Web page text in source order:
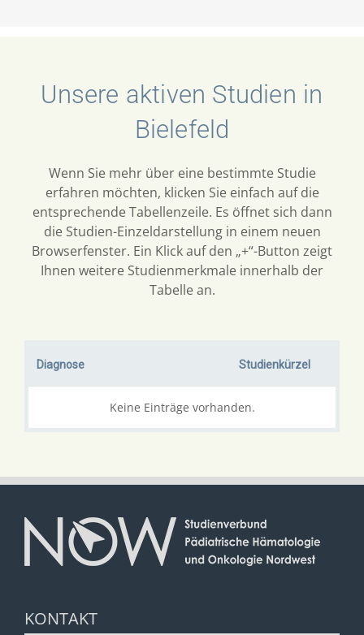
Unsere aktiven Studien in
Bielefeld
Wenn Sie mehr über eine bestimmte Studie
erfahren möchten, klicken Sie einfach auf die
entsprechende Tabellenzeile. Es öffnet sich dann
die Studien-Einzeldarstellung in einem neuen
Browserfenster. Ein Klick auf den „+“-Button zeigt
Ihnen weitere Studienmerkmale innerhalb der
Tabelle an.
Diagnose Studienkürzel
Keine Einträge vorhanden.
KONTAKT